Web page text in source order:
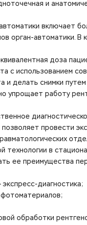
и
включает
орган-автоматики. В
доза
с использованием
и делать снимки путем
упрощает работу
провести
технологии в
ее преимущества
диагностика;
обработки